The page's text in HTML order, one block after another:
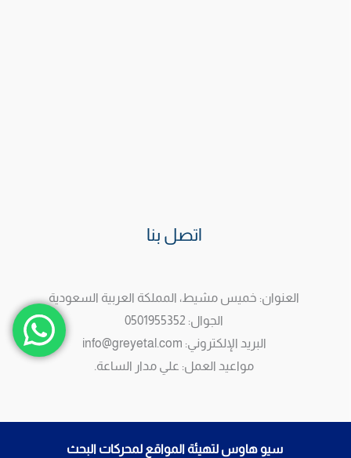
اتصل بنا
العنوان: خميس مشيط، المملكة العربية السعودية
الجوال: 0501955352
البريد الإلكتروني: info@greyetal.com
مواعيد العمل: علي مدار الساعة.
سيو هاوس لتهيئة المواقع لمحركات البحث